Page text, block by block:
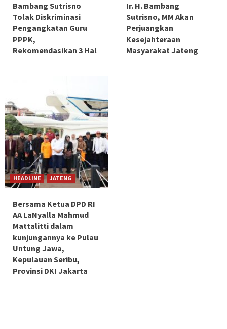
Bambang Sutrisno
Tolak Diskriminasi
Pengangkatan Guru
PPPK,
Rekomendasikan 3 Hal
Ir. H. Bambang
Sutrisno, MM Akan
Perjuangkan
Kesejahteraan
Masyarakat Jateng
HEADLINE JATENG
Bersama Ketua DPD RI
AA LaNyalla Mahmud
Mattalitti dalam
kunjungannya ke Pulau
Untung Jawa,
Kepulauan Seribu,
Provinsi DKI Jakarta